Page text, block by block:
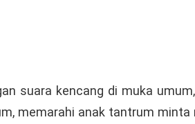
suara kencang di muka
memarahi anak tantrum